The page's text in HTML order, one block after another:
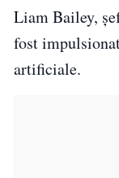
Liam Bailey,
fost
artificiale.